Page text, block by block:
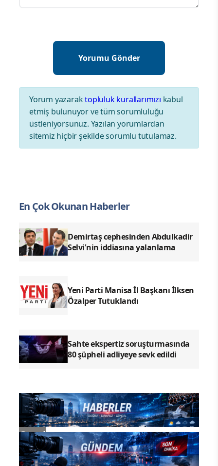
Yorum yazaraktopluluk kurallarımızı kabul
etmiş bulunuyor ve tüm sorumluluğu
üstleniyorsunuz. Yazılan yorumlardan
sitemiz hiçbir şekilde sorumlu tutulamaz.
En Çok Okunan Haberler
Demirtaş cephesinden Abdulkadir
Selvi'nin iddiasına yalanlama
Yeni Parti Manisa İl Başkanı İlksen
Özalper Tutuklandı
Sahte ekspertiz soruşturmasında
80 şüpheli adliyeye sevk edildi
Genel